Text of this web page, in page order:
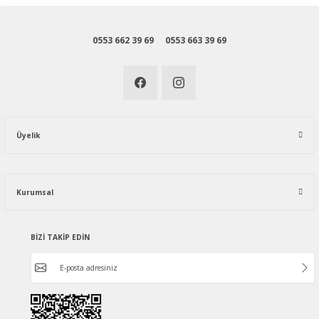
0553 662 39 69 0553 663 39 69
Üyelik
Kurumsal
BİZİ TAKİP EDİN